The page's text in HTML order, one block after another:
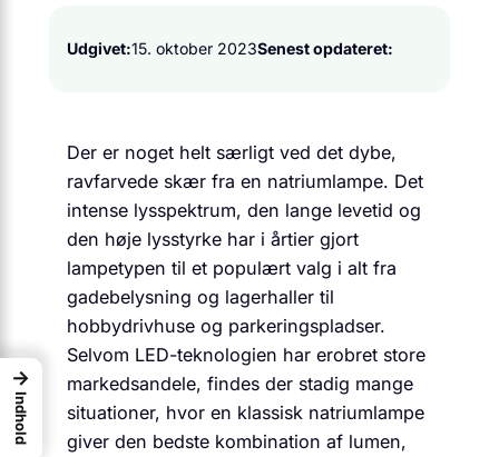
Udgivet:15. oktober 2023Senest opdateret:
Der er noget helt særligt ved det dybe,
ravfarvede skær fra en natriumlampe. Det
intense lysspektrum, den lange levetid og
den høje lysstyrke har i årtier gjort
lampetypen til et populært valg i alt fra
gadebelysning og lagerhaller til
hobbydrivhuse og parkeringspladser.
Selvom LED-teknologien har erobret store
markedsandele, findes der stadig mange
situationer, hvor en klassisk natriumlampe
giver den bedste kombination af lumen,
→
Indhold